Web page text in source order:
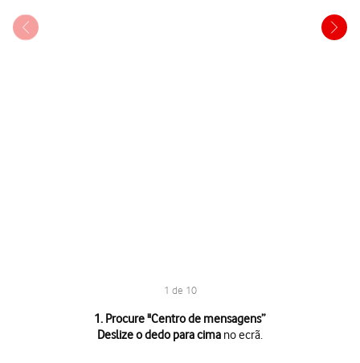
1 de 10
1. Procure "Centro de mensagens”
Deslize o dedo para cima no ecrã.